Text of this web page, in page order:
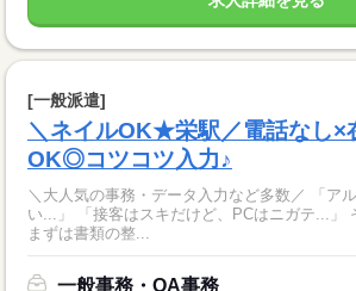
[一般派遣]
＼ネイルOK★栄駅／電話なし×
OK◎コツコツ入力♪
＼大人気の事務・データ入力など多数／ 「アルバイト経験しかな
い...」 「接客はスキだけど、PCはニガテ...」
まずは書類の整...
一般事務・OA事務